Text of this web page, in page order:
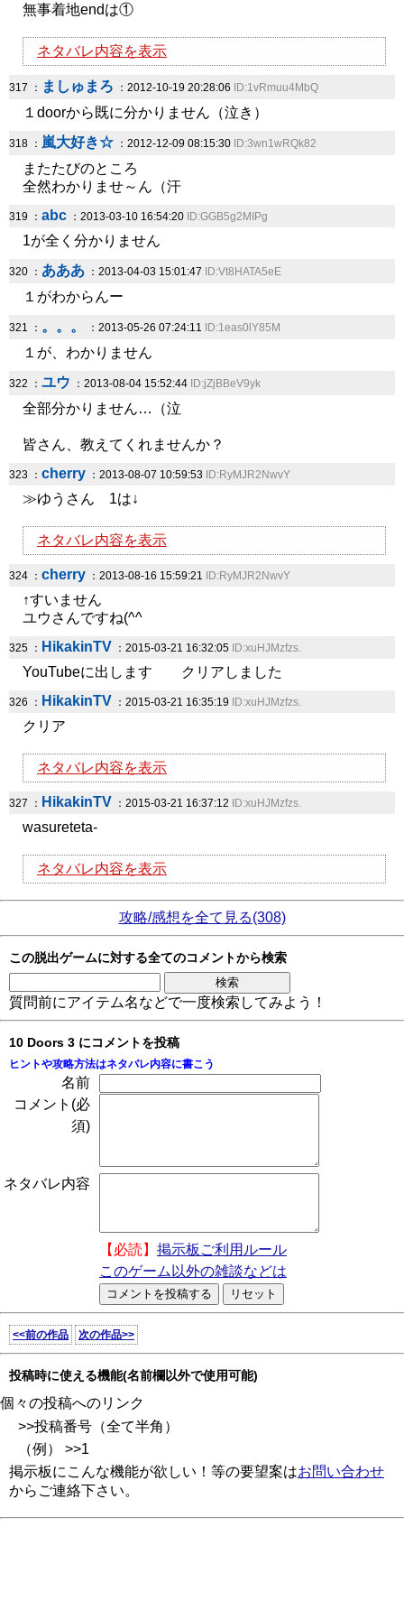
無事着地endは①
ネタバレ内容を表示
317 ： ましゅまろ ：2012-10-19 20:28:06 ID:1vRmuu4MbQ
１doorから既に分かりません（泣き）
318 ： 嵐大好き☆ ：2012-12-09 08:15:30 ID:3wn1wRQk82
またたびのところ
全然わかりませ～ん（汗
319 ： abc ：2013-03-10 16:54:20 ID:GGB5g2MIPg
1が全く分かりません
320 ： あああ ：2013-04-03 15:01:47 ID:Vt8HATA5eE
１がわからんー
321 ： 。。。 ：2013-05-26 07:24:11 ID:1eas0lY85M
１が、わかりません
322 ： ユウ ：2013-08-04 15:52:44 ID:jZjBBeV9yk
全部分かりません…（泣
皆さん、教えてくれませんか？
323 ： cherry ：2013-08-07 10:59:53 ID:RyMJR2NwvY
≫ゆうさん 1は↓
ネタバレ内容を表示
324 ： cherry ：2013-08-16 15:59:21 ID:RyMJR2NwvY
↑すいません
ユウさんですね(^^ゞ
325 ： HikakinTV ：2015-03-21 16:32:05 ID:xuHJMzfzs.
YouTubeに出します クリアしました
326 ： HikakinTV ：2015-03-21 16:35:19 ID:xuHJMzfzs.
クリア
ネタバレ内容を表示
327 ： HikakinTV ：2015-03-21 16:37:12 ID:xuHJMzfzs.
wasureteta-
ネタバレ内容を表示
攻略/感想を全て見る(308)
この脱出ゲームに対する全てのコメントから検索
質問前にアイテム名などで一度検索してみよう！
10 Doors 3 にコメントを投稿
ヒントや攻略方法はネタバレ内容に書こう
名前
コメント(必
須)
ネタバレ内容
【必読】 掲示板ご利用ルール
このゲーム以外の雑談などは
<<前の作品 次の作品>>
投稿時に使える機能(名前欄以外で使用可能)
個々の投稿へのリンク
>>投稿番号（全て半角）
（例） >>1
掲示板にこんな機能が欲しい！等の要望案はお問い合わせ
からご連絡下さい。